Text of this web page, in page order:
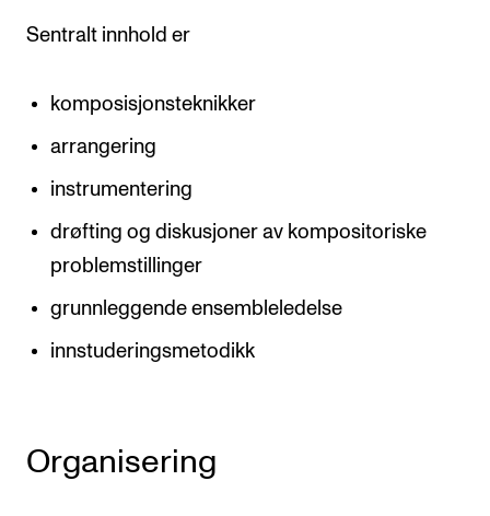
Sentralt innhold er
komposisjonsteknikker
arrangering
instrumentering
drøfting og diskusjoner av kompositoriske
problemstillinger
grunnleggende ensembleledelse
innstuderingsmetodikk
Organisering